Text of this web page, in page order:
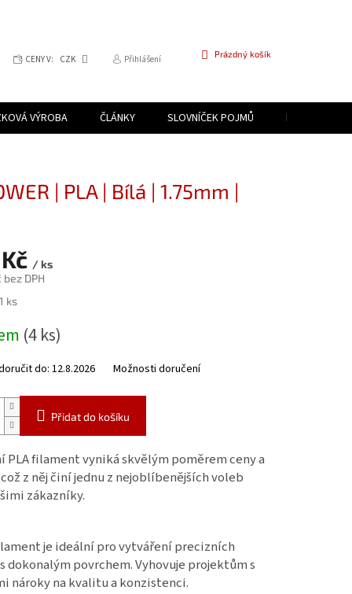
CENY V: CZK Přihlášení
NÁKUPNÍ
Prázdný košík
VÝROBA ČLÁNKY SLOVNÍČEK POJMŮ PROGRAM
| PLA | Bílá | 1.75mm |
/ ks
bez DPH
ks
(4 ks)
do: 12.8.2026 Možnosti doručení
Přidat do košíku
PLA filament vyniká skvělým poměrem ceny a
z něj činí jednu z nejoblíbenějších voleb
zákazníky.
je ideální pro vytváření precizních
dokonalým povrchem. Vyhovuje projektům s
nároky na kvalitu a konzistenci.